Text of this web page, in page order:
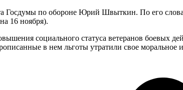
по обороне Юрий Швыткин. По его
16 ноября).
социального статуса ветеранов боевых
в нем льготы утратили свое моральное